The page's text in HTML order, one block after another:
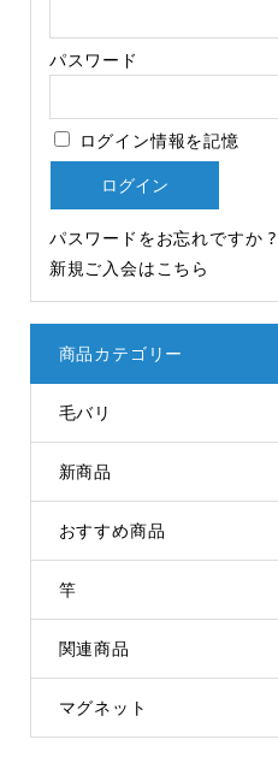
パスワード
ログイン情報を記憶
パスワードをお忘れですか ?
新規ご入会はこちら
商品カテゴリー
毛バリ
新商品
おすすめ商品
竿
関連商品
マグネット